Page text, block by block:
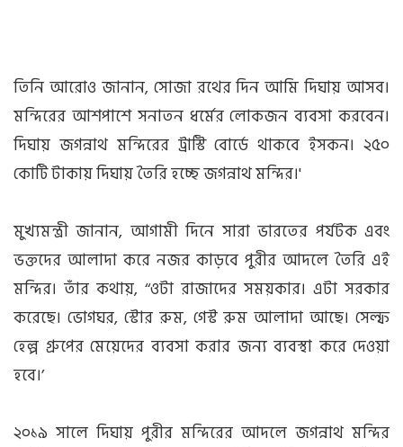
তিনি আরোও জানান, সোজা রথের দিন আমি দিঘায় আসব।
মন্দিরের আশপাশে সনাতন ধর্মের লোকজন ব্যবসা করবেন।
দিঘায় জগন্নাথ মন্দিরের ট্রাস্টি বোর্ডে থাকবে ইসকন। ২৫০
কোটি টাকায় দিঘায় তৈরি হচ্ছে জগন্নাথ মন্দির।'
মুখ্যমন্ত্রী জানান, আগামী দিনে সারা ভারতের পর্যটক এবং
ভক্তদের আলাদা করে নজর কাড়বে পুরীর আদলে তৈরি এই
মন্দির। তাঁর কথায়, ‘‘ওটা রাজাদের সময়কার। এটা সরকার
করেছে। ভোগঘর, স্টোর রুম, গেস্ট রুম আলাদা আছে। সেল্ফ
হেল্প গ্রুপের মেয়েদের ব্যবসা করার জন্য ব্যবস্থা করে দেওয়া
হবে।’
২০১৯ সালে দিঘায় পুরীর মন্দিরের আদলে জগন্নাথ মন্দির